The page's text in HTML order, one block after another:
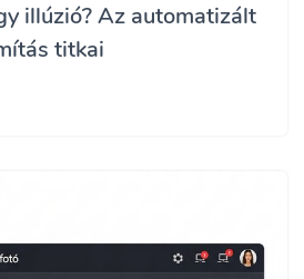
illúzió? Az automatizált
titkai